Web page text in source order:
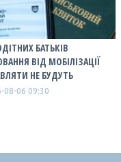
БАТЬКІВ
ВІД МОБІЛІЗАЦІЇ
НЕ БУДУТЬ
08-06 09:30